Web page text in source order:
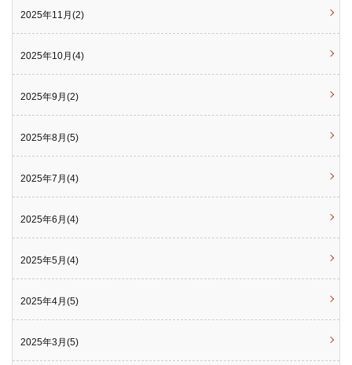
2025年11月(2)
2025年10月(4)
2025年9月(2)
2025年8月(5)
2025年7月(4)
2025年6月(4)
2025年5月(4)
2025年4月(5)
2025年3月(5)